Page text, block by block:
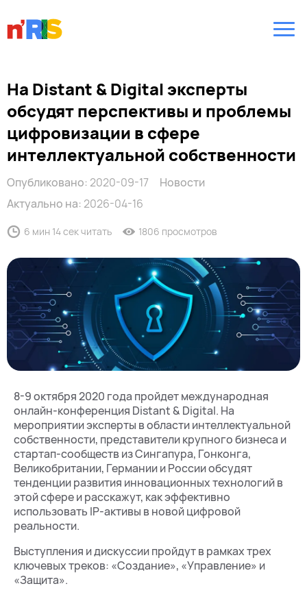
На Distant & Digital эксперты
обсудят перспективы и проблемы
цифровизации в сфере
интеллектуальной собственности
Опубликовано: 2020-09-17
Актуально на: 2026-04-16
Новости
6 мин 14 сек читать 1806 просмотров
8-9 октября 2020 года пройдет международная
онлайн-конференция Distant & Digital. На
мероприятии эксперты в области интеллектуальной
собственности, представители крупного бизнеса и
стартап-сообществ из Сингапура, Гонконга,
Великобритании, Германии и России обсудят
тенденции развития инновационных технологий в
этой сфере и расскажут, как эффективно
использовать IP-активы в новой цифровой
реальности.
Выступления и дискуссии пройдут в рамках трех
ключевых треков: «Создание», «Управление» и
«Защита».